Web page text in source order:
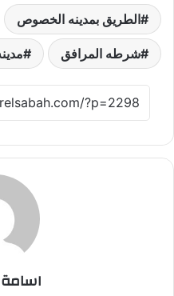
الطريق بمدينه الخصوص
شرطه المرافق